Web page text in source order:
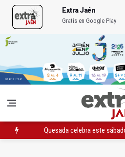
Extra Jaén
Gratis en Google Play
Quesada celebra este